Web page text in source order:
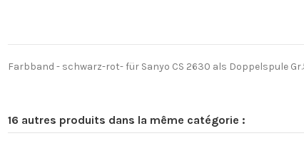
Farbband - schwarz-rot- für Sanyo CS 2630 als Doppelspule
16 autres produits dans la même catégorie :